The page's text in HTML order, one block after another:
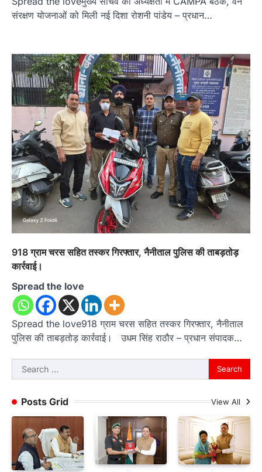
संरक्षण योजनाओं को मिली नई दिशा रोशनी पांडेय – प्रधान…
918 ग्राम चरस सहित तस्कर गिरफ्तार, नैनीताल पुलिस की ताबड़तोड़
कार्रवाई।
Spread the love
Spread the love918 ग्राम चरस सहित तस्कर गिरफ्तार, नैनीताल
पुलिस की ताबड़तोड़ कार्रवाई। उधम सिंह राठौर – प्रधान संपादक…
Search
for:
Posts Grid
View All